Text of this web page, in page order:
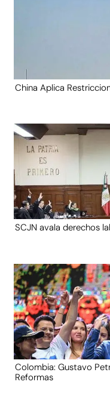
China Aplica
SCJN avala derechos
Colombia: Gustavo
Reformas